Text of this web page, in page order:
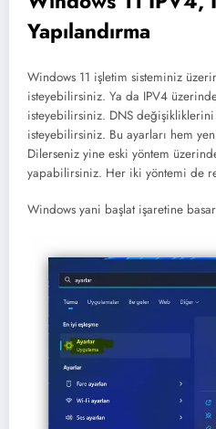
Yapılandırma
Windows 11 işletim sisteminiz
isteyebilirsiniz. Ya da IPV4
isteyebilirsiniz. DNS
isteyebilirsiniz. Bu ayarları hem
Dilerseniz yine eski yöntem
yapabilirsiniz. Her iki yöntemi de
Windows yani başlat işaretine